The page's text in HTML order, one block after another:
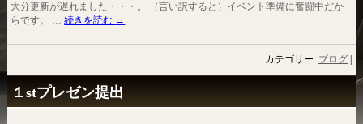
大分更新が遅れました・・・。 （言い訳すると）イベント準備に奮闘中だか
らです。 …続きを読む →
カテゴリー: ブログ
１stプレゼン提出